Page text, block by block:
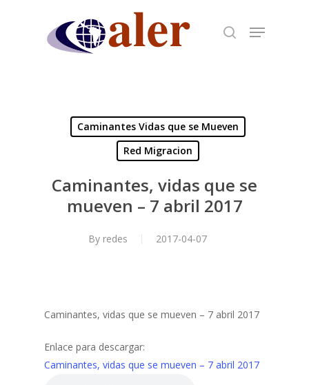
Caminantes Vidas que se Mueven
Red Migracion
Caminantes, vidas que se
mueven – 7 abril 2017
By redes 2017-04-07
Caminantes, vidas que se mueven – 7 abril 2017
Enlace para descargar:
Caminantes, vidas que se mueven – 7 abril 2017